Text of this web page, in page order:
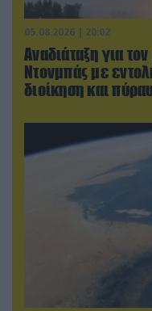
05.08.2026 | 20:02
Αναδιάταξη για
Ντονμπάς με
διοίκηση και